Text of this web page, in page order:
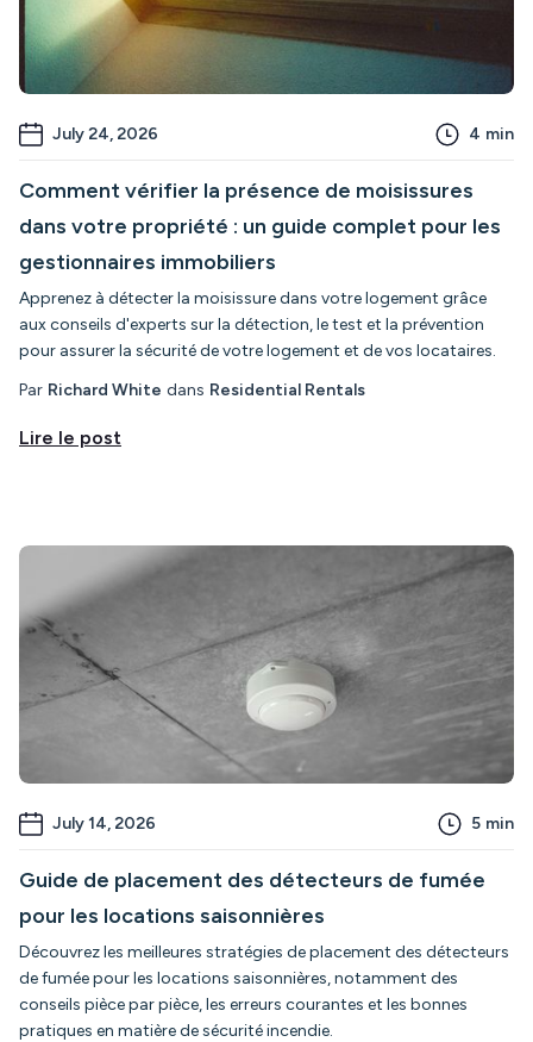
July 24, 2026 4 min
Comment vérifier la présence de moisissures
dans votre propriété : un guide complet pour les
gestionnaires immobiliers
Apprenez à détecter la moisissure dans votre logement grâce
aux conseils d'experts sur la détection, le test et la prévention
pour assurer la sécurité de votre logement et de vos locataires.
Par Richard White dans Residential Rentals
Lire le post
July 14, 2026 5 min
Guide de placement des détecteurs de fumée
pour les locations saisonnières
Découvrez les meilleures stratégies de placement des détecteurs
de fumée pour les locations saisonnières, notamment des
conseils pièce par pièce, les erreurs courantes et les bonnes
pratiques en matière de sécurité incendie.